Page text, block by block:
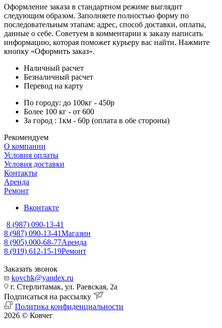
Оформление заказа в стандартном режиме выглядит
следующим образом. Заполняете полностью форму по
последовательным этапам: адрес, способ доставки, оплаты,
данные о себе. Советуем в комментарии к заказу написать
информацию, которая поможет курьеру вас найти. Нажмите
кнопку «Оформить заказ».
Наличный расчет
Безналичный расчет
Перевод на карту
По городу: до 100кг - 450р
Более 100 кг - от 600
За город : 1км - 60р (оплата в обе стороны)
Рекомендуем
О компании
Условия оплаты
Условия доставки
Контакты
Аренда
Ремонт
Вконтакте
8 (987) 090-13-41
8 (987) 090-13-41Магазин
8 (905) 000-68-77Аренда
8 (919) 612-15-19Ремонт
Заказать звонок
kovchk@yandex.ru
г. Стерлитамак, ул. Раевская, 2а
Подписаться на рассылку
Политика конфиденциальности
2026 © Ковчег